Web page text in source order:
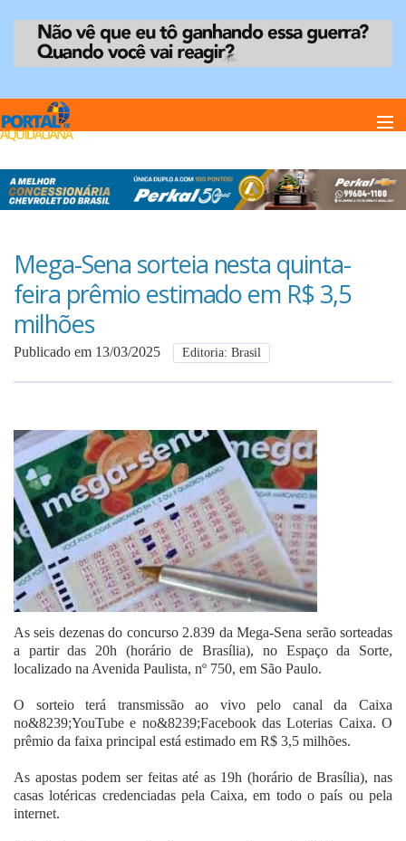
Home
Anuncie
Anuncie
Mega-Sena sorteia nesta quinta-
feira prêmio estimado em R$ 3,5
milhões
Publicado em 13/03/2025 Editoria: Brasil
As seis dezenas do concurso 2.839 da Mega-Sena serão sorteadas
a partir das 20h (horário de Brasília), no Espaço da Sorte,
localizado na Avenida Paulista, nº 750, em São Paulo.
O sorteio terá transmissão ao vivo pelo canal da Caixa
no&8239;YouTube e no&8239;Facebook das Loterias Caixa. O
prêmio da faixa principal está estimado em R$ 3,5 milhões.
As apostas podem ser feitas até as 19h (horário de Brasília), nas
casas lotéricas credenciadas pela Caixa, em todo o país ou pela
internet.